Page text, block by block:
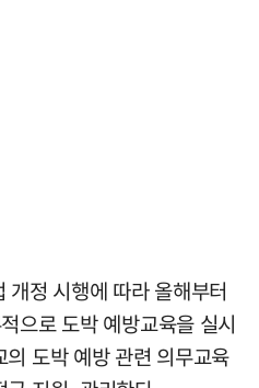
개정 시행에 따라 올해부터
으로 도박 예방교육을 실시
도박 예방 관련 의무교육